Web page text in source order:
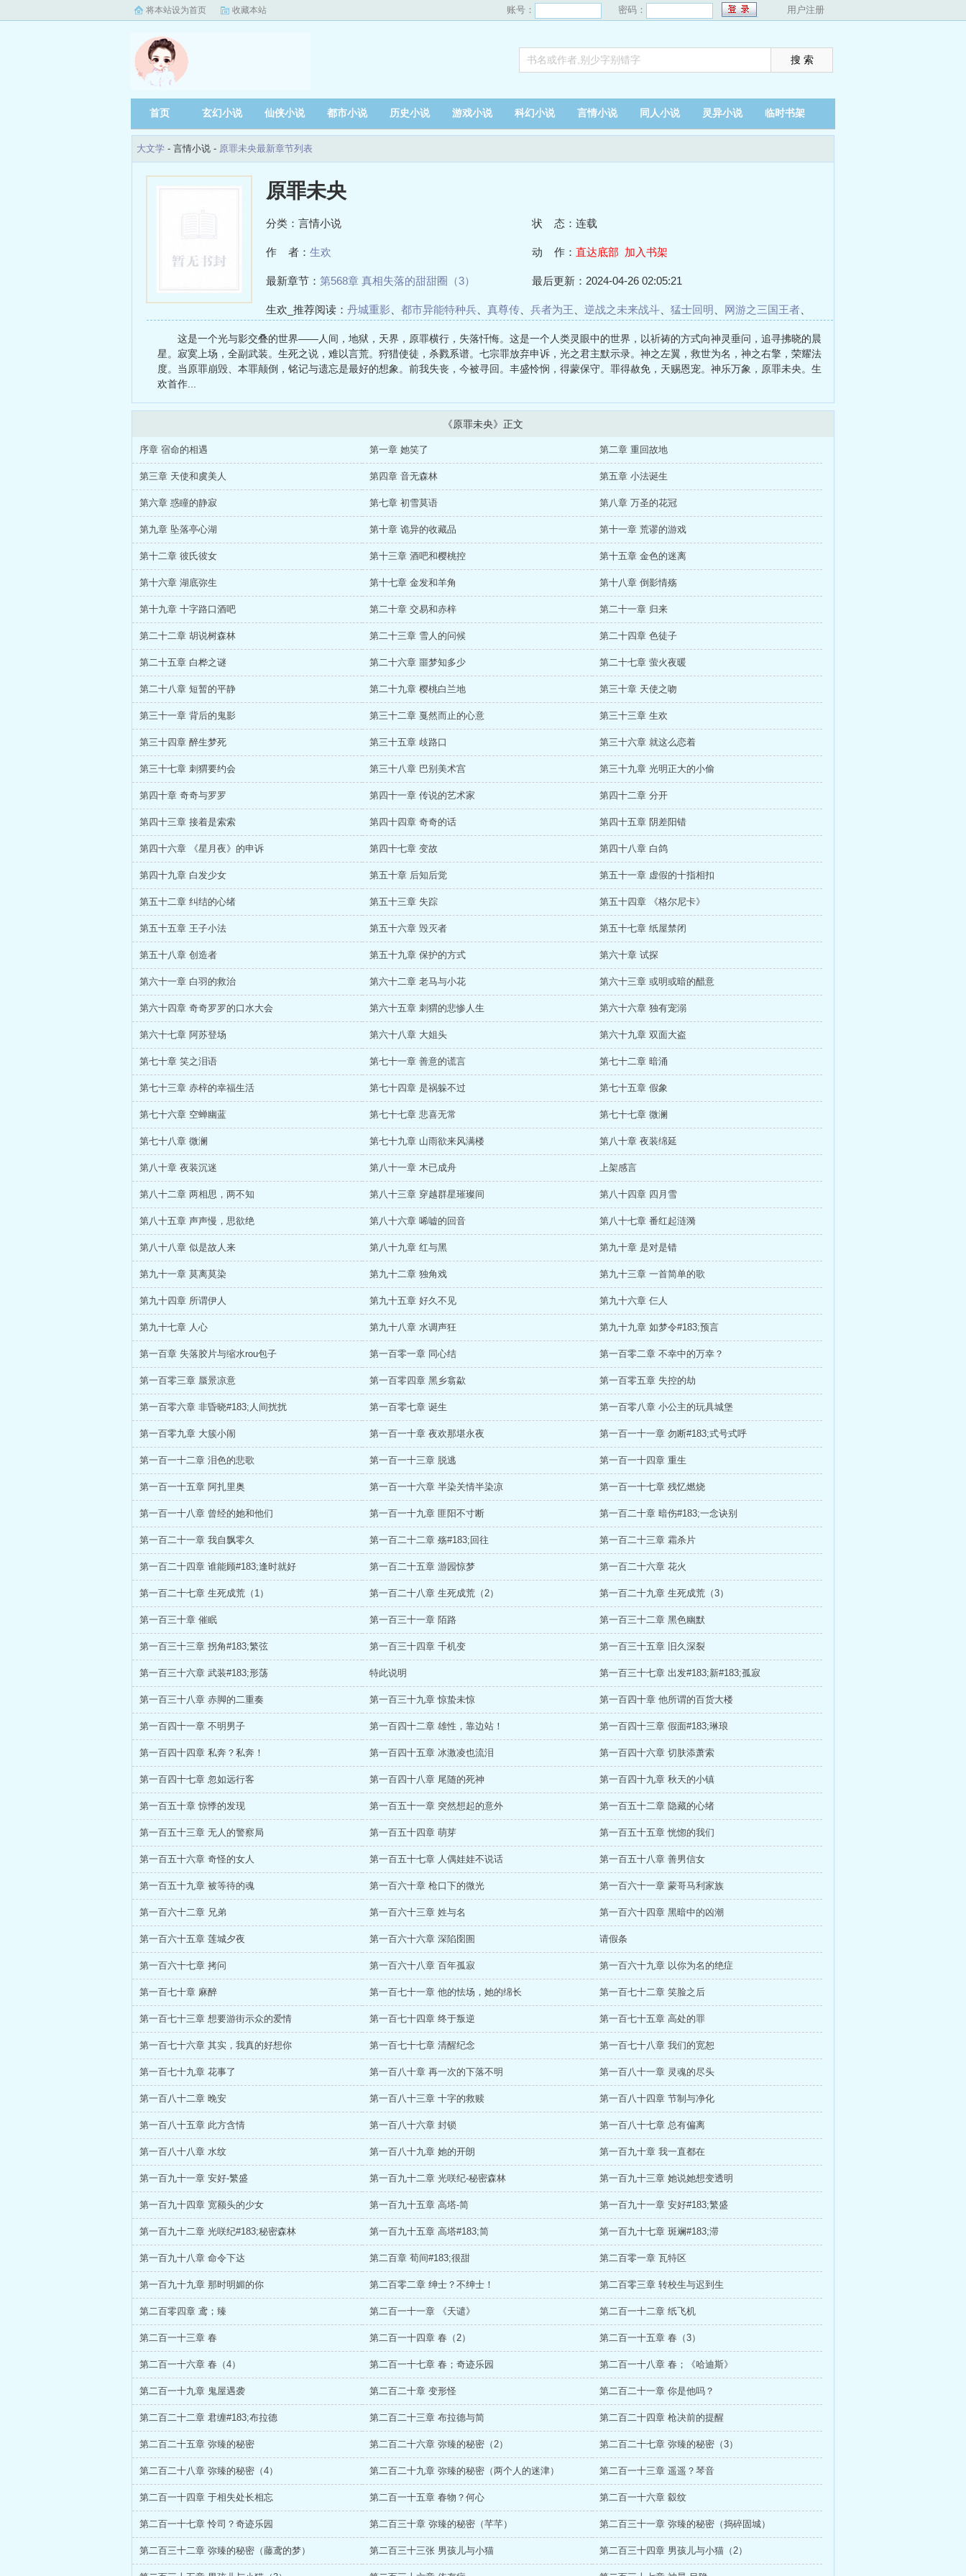
将本站设为首页 收藏本站 账号： 密码： 用户注册
首页 玄幻小说 仙侠小说 都市小说 历史小说 游戏小说 科幻小说 言情小说 同人小说 灵异小说 临时书架
大文学 - 言情小说 - 原罪未央最新章节列表
原罪未央
分类：言情小说 状 态：连载
作 者： 生欢 动 作： 直达底部 加入书架
最新章节： 第568章 真相失落的甜甜圈（3） 最后更新：2024-04-26 02:05:21
生欢_推荐阅读： 丹城重影 都市异能特种兵 真尊传 兵者为王 逆战之未来战斗 猛士回明 网游之三国王者
这是一个光与影交叠的世界——人间，地狱，天界，原罪横行，失落忏悔。这是一个人类灵眼中的世界，以祈祷的方式向神灵垂问，追寻拂晓的晨
星。寂寞上场，全副武装。生死之说，难以言荒。狩猎使徒，杀戮系谱。七宗罪放弃申诉，光之君主默示录。神之左翼，救世为名，神之右擎，荣耀法
度。当原罪崩毁、本罪颠倒，铭记与遗忘是最好的想象。前我失丧，今被寻回。丰盛怜悯，得蒙保守。罪得赦免，天赐恩宠。神乐万象，原罪未央。生
欢首作...
《原罪未央》正文
序章 宿命的相遇 第一章 她笑了 第二章 重回故地
第三章 天使和虞美人 第四章 音无森林 第五章 小法诞生
第六章 惑瞳的静寂 第七章 初雪莫语 第八章 万圣的花冠
第九章 坠落亭心湖 第十章 诡异的收藏品 第十一章 荒谬的游戏
第十二章 彼氏彼女 第十三章 酒吧和樱桃控 第十五章 金色的迷离
第十六章 湖底弥生 第十七章 金发和羊角 第十八章 倒影情殇
第十九章 十字路口酒吧 第二十章 交易和赤梓 第二十一章 归来
第二十二章 胡说树森林 第二十三章 雪人的问候 第二十四章 色徒子
第二十五章 白桦之谜 第二十六章 噩梦知多少 第二十七章 萤火夜暖
第二十八章 短暂的平静 第二十九章 樱桃白兰地 第三十章 天使之吻
第三十一章 背后的鬼影 第三十二章 戛然而止的心意 第三十三章 生欢
第三十四章 醉生梦死 第三十五章 歧路口 第三十六章 就这么恋着
第三十七章 刺猬要约会 第三十八章 巴别美术宫 第三十九章 光明正大的小偷
第四十章 奇奇与罗罗 第四十一章 传说的艺术家 第四十二章 分开
第四十三章 接着是索索 第四十四章 奇奇的话 第四十五章 阴差阳错
第四十六章 《星月夜》的申诉 第四十七章 变故 第四十八章 白鸽
第四十九章 白发少女 第五十章 后知后觉 第五十一章 虚假的十指相扣
第五十二章 纠结的心绪 第五十三章 失踪 第五十四章 《格尔尼卡》
第五十五章 王子小法 第五十六章 毁灭者 第五十七章 纸屋禁闭
第五十八章 创造者 第五十九章 保护的方式 第六十章 试探
第六十一章 白羽的救治 第六十二章 老马与小花 第六十三章 或明或暗的醋意
第六十四章 奇奇罗罗的口水大会 第六十五章 刺猬的悲惨人生 第六十六章 独有宠溺
第六十七章 阿苏登场 第六十八章 大姐头 第六十九章 双面大盗
第七十章 笑之泪语 第七十一章 善意的谎言 第七十二章 暗涌
第七十三章 赤梓的幸福生活 第七十四章 是祸躲不过 第七十五章 假象
第七十六章 空蝉幽蓝 第七十七章 悲喜无常 第七十七章 微澜
第七十八章 微澜 第七十九章 山雨欲来风满楼 第八十章 夜装绵延
第八十章 夜装沉迷 第八十一章 木已成舟 上架感言
第八十二章 两相思，两不知 第八十三章 穿越群星璀璨间 第八十四章 四月雪
第八十五章 声声慢，思欲绝 第八十六章 唏嘘的回音 第八十七章 番红起涟漪
第八十八章 似是故人来 第八十九章 红与黑 第九十章 是对是错
第九十一章 莫离莫染 第九十二章 独角戏 第九十三章 一首简单的歌
第九十四章 所谓伊人 第九十五章 好久不见 第九十六章 仨人
第九十七章 人心 第九十八章 水调声狂 第九十九章 如梦令#183;预言
第一百章 失落胶片与缩水rou包子 第一百零一章 同心结 第一百零二章 不幸中的万幸？
第一百零三章 蜃景凉意 第一百零四章 黑乡翕歘 第一百零五章 失控的劫
第一百零六章 非昏晓#183;人间扰扰 第一百零七章 诞生 第一百零八章 小公主的玩具城堡
第一百零九章 大簇小闹 第一百一十章 夜欢那堪永夜 第一百一十一章 勿断#183;式号式呼
第一百一十二章 泪色的悲歌 第一百一十三章 脱逃 第一百一十四章 重生
第一百一十五章 阿扎里奥 第一百一十六章 半染关情半染凉 第一百一十七章 残忆燃烧
第一百一十八章 曾经的她和他们 第一百一十九章 匪阳不寸断 第一百二十章 暗伤#183;一念诀别
第一百二十一章 我自飘零久 第一百二十二章 殇#183;回往 第一百二十三章 霜杀片
第一百二十四章 谁能顾#183;逢时就好 第一百二十五章 游园惊梦 第一百二十六章 花火
第一百二十七章 生死成荒（1） 第一百二十八章 生死成荒（2） 第一百二十九章 生死成荒（3）
第一百三十章 催眠 第一百三十一章 陌路 第一百三十二章 黑色幽默
第一百三十三章 拐角#183;繁弦 第一百三十四章 千机变 第一百三十五章 旧久深裂
第一百三十六章 武装#183;形荡 特此说明 第一百三十七章 出发#183;新#183;孤寂
第一百三十八章 赤脚的二重奏 第一百三十九章 惊蛰未惊 第一百四十章 他所谓的百货大楼
第一百四十一章 不明男子 第一百四十二章 雄性，靠边站！ 第一百四十三章 假面#183;琳琅
第一百四十四章 私奔？私奔！ 第一百四十五章 冰激凌也流泪 第一百四十六章 切肤添萧索
第一百四十七章 忽如远行客 第一百四十八章 尾随的死神 第一百四十九章 秋天的小镇
第一百五十章 惊悸的发现 第一百五十一章 突然想起的意外 第一百五十二章 隐藏的心绪
第一百五十三章 无人的警察局 第一百五十四章 萌芽 第一百五十五章 恍惚的我们
第一百五十六章 奇怪的女人 第一百五十七章 人偶娃娃不说话 第一百五十八章 善男信女
第一百五十九章 被等待的魂 第一百六十章 枪口下的微光 第一百六十一章 蒙哥马利家族
第一百六十二章 兄弟 第一百六十三章 姓与名 第一百六十四章 黑暗中的凶潮
第一百六十五章 莲城夕夜 第一百六十六章 深陷囹圄 请假条
第一百六十七章 拷问 第一百六十八章 百年孤寂 第一百六十九章 以你为名的绝症
第一百七十章 麻醉 第一百七十一章 他的怯场，她的绵长 第一百七十二章 笑脸之后
第一百七十三章 想要游街示众的爱情 第一百七十四章 终于叛逆 第一百七十五章 高处的罪
第一百七十六章 其实，我真的好想你 第一百七十七章 清醒纪念 第一百七十八章 我们的宽恕
第一百七十九章 花事了 第一百八十章 再一次的下落不明 第一百八十一章 灵魂的尽头
第一百八十二章 晚安 第一百八十三章 十字的救赎 第一百八十四章 节制与净化
第一百八十五章 此方含情 第一百八十六章 封锁 第一百八十七章 总有偏离
第一百八十八章 水纹 第一百八十九章 她的开朗 第一百九十章 我一直都在
第一百九十一章 安好-繁盛 第一百九十二章 光咲纪-秘密森林 第一百九十三章 她说她想变透明
第一百九十四章 宽额头的少女 第一百九十五章 高塔-简 第一百九十一章 安好#183;繁盛
第一百九十二章 光咲纪#183;秘密森林 第一百九十五章 高塔#183;简 第一百九十七章 斑斓#183;滞
第一百九十八章 命令下达 第二百章 荀间#183;很甜 第二百零一章 瓦特区
第一百九十九章 那时明媚的你 第二百零二章 绅士？不绅士！ 第二百零三章 转校生与迟到生
第二百零四章 鸢；臻 第二百一十一章 《天谴》 第二百一十二章 纸飞机
第二百一十三章 春 第二百一十四章 春（2） 第二百一十五章 春（3）
第二百一十六章 春（4） 第二百一十七章 春；奇迹乐园 第二百一十八章 春；《哈迪斯》
第二百一十九章 鬼屋遇袭 第二百二十章 变形怪 第二百二十一章 你是他吗？
第二百二十二章 君缠#183;布拉德 第二百二十三章 布拉德与简 第二百二十四章 枪决前的提醒
第二百二十五章 弥臻的秘密 第二百二十六章 弥臻的秘密（2） 第二百二十七章 弥臻的秘密（3）
第二百二十八章 弥臻的秘密（4） 第二百二十九章 弥臻的秘密（两个人的迷津） 第二百一十三章 遥遥？琴音
第二百一十四章 于相失处长相忘 第二百一十五章 春物？何心 第二百一十六章 縠纹
第二百一十七章 怜司？奇迹乐园 第二百三十章 弥臻的秘密（芊芊） 第二百三十一章 弥臻的秘密（捣碎固城）
第二百三十二章 弥臻的秘密（藤鸢的梦） 第二百三十三张 男孩儿与小猫 第二百三十四章 男孩儿与小猫（2）